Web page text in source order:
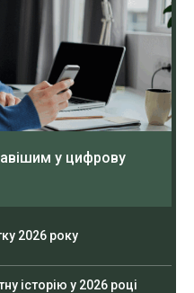
у цифрову
2026 року
історію у 2026 році